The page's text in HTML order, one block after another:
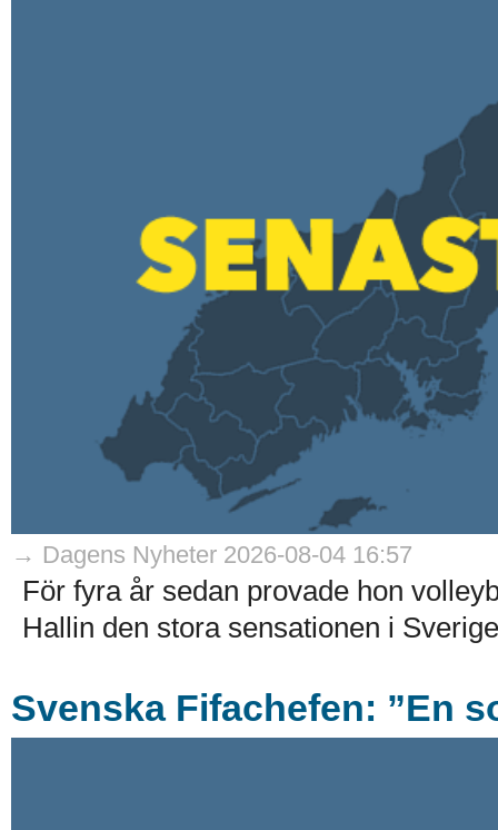
→ Dagens Nyheter 2026-08-04 16:57
För fyra år sedan provade hon
Hallin den stora sensationen i
Svenska Fifachefen: ”En